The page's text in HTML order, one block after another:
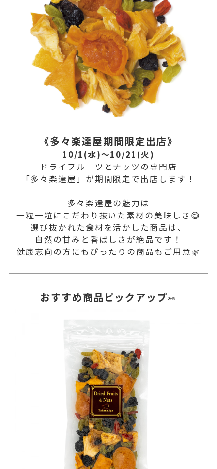
《多々楽達屋期間限定出店》
10/1(水)～10/21(火)
ドライフルーツとナッツの専門店
「多々楽達屋」が期間限定で出店します！
多々楽達屋の魅力は
一粒一粒にこだわり抜いた素材の美味しさ😋
選び抜かれた食材を活かした商品は、
自然の甘みと香ばしさが絶品です！
健康志向の方にもぴったりの商品もご用意🌿
おすすめ商品ピックアップ👀